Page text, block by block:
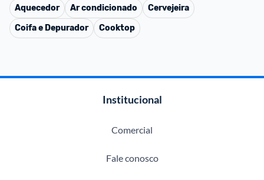
Aquecedor
Ar condicionado
Cervejeira
Coifa e Depurador
Cooktop
Institucional
Comercial
Fale conosco